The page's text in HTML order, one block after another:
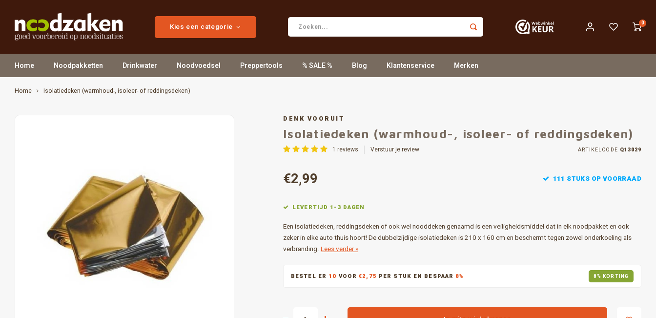
Kies een categorie 0
Home Noodpakketten Drinkwater Noodvoedsel Preppertools % SALE % Blog Klantenservice Merken
Home Isolatiedeken (warmhoud-, isoleer- of reddingsdeken)
DENK VOORUIT
Isolatiedeken (warmhoud-, isoleer- of reddingsdeken)
1 reviews Verstuur je review ARTIKELCODE Q13029
€2,99 111 STUKS OP VOORRAAD
LEVERTIJD 1-3 DAGEN
Een isolatiedeken, reddingsdeken of ook wel nooddeken genaamd is een veiligheidsmiddel dat in elk noodpakket en ook
zeker in elke auto thuis hoort! De dubbelzijdige isolatiedeken is 210 x 160 cm en beschermt tegen zowel onderkoeling als
verbranding. Lees verder »
BESTEL ER 10 VOOR€2,75 PER STUK EN BESPAAR 8% 8% KORTING